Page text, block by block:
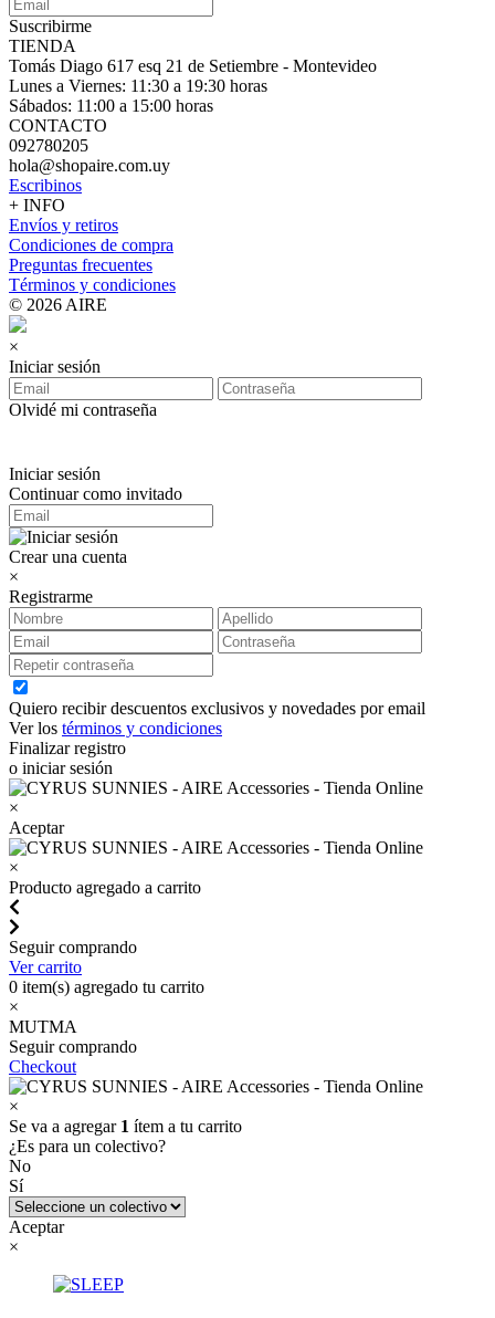
Suscribirme
TIENDA
Tomás Diago 617 esq 21 de Setiembre - Montevideo
Lunes a Viernes: 11:30 a 19:30 horas
Sábados: 11:00 a 15:00 horas
CONTACTO
092780205
hola@shopaire.com.uy
Escribinos
+ INFO
Envíos y retiros
Condiciones de compra
Preguntas frecuentes
Términos y condiciones
© 2026 AIRE
×
Iniciar sesión
Olvidé mi contraseña
Iniciar sesión
Continuar como invitado
Crear una cuenta
×
Registrarme
Quiero recibir descuentos exclusivos y novedades por email
Ver los términos y condiciones
Finalizar registro
o iniciar sesión
×
Aceptar
×
Producto agregado a carrito
Seguir comprando
Ver carrito
0 item(s) agregado tu carrito
×
MUTMA
Seguir comprando
Checkout
×
Se va a agregar 1 ítem a tu carrito
¿Es para un colectivo?
No
Sí
Aceptar
×